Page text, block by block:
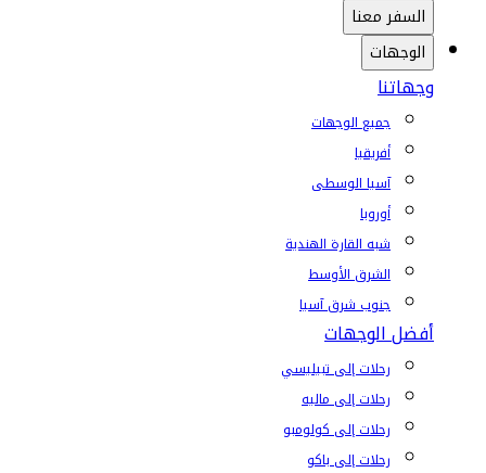
السفر معنا
الوجهات
وجهاتنا
جميع الوجهات
أفريقيا
آسيا الوسطى
أوروبا
شبه القارة الهندية
الشرق الأوسط
جنوب شرق آسيا
أفضل الوجهات
رحلات إلى تبيليسي
رحلات إلى ماليه
رحلات إلى كولومبو
رحلات إلى باكو